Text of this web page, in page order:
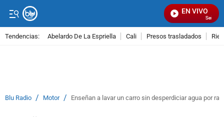
EN VIVO
Señal
Tendencias: Abelardo De La Espriella Cali Presos trasladados
Blu Radio / Motor / Enseñan a lavar un carro sin desperdiciar agua por